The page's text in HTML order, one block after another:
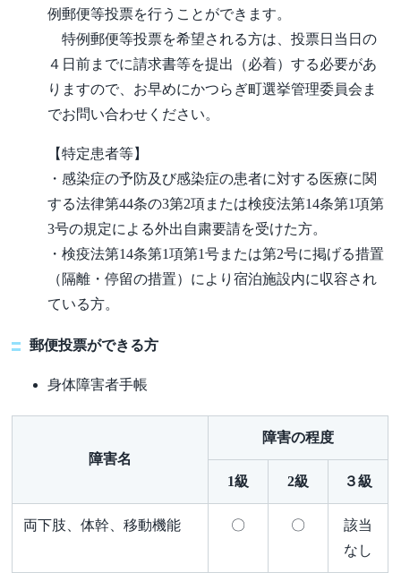
例郵便等投票を行うことができます。
特例郵便等投票を希望される方は、投票日当日の
４日前までに請求書等を提出（必着）する必要があ
りますので、お早めにかつらぎ町選挙管理委員会ま
でお問い合わせください。
【特定患者等】
・感染症の予防及び感染症の患者に対する医療に関
する法律第44条の3第2項または検疫法第14条第1項第
3号の規定による外出自粛要請を受けた方。
・検疫法第14条第1項第1号または第2号に掲げる措置
（隔離・停留の措置）により宿泊施設内に収容され
ている方。
郵便投票ができる方
身体障害者手帳
障害名
障害の程度
1級 2級 ３級
両下肢、体幹、移動機能 〇 〇
該当
なし